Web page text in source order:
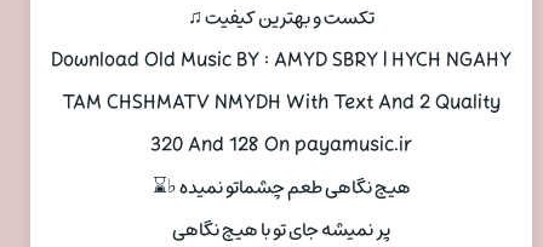
تکست و بهترین کیفیت ♫
Download Old Music BY : AMYD SBRY | HYCH NGAHY
TAM CHSHMATV NMYDH With Text And 2 Quality
320 And 128 On payamusic.ir
هیچ نگاهی طعم چشماتو نمیده ♭⌛
پر نمیشه جای تو با هیچ نگاهی